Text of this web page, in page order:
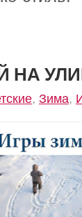
НА
, Зима,